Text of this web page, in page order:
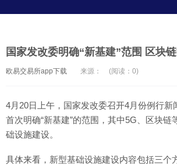
国家发改委明确“新基建”范围 区块
欧易交易所app下载 来源： (阅读：0)
4月20日上午，国家发改委召开4月份例行新
首次明确“新基建”的范围，其中5G、区块链
础设施建设。
具体来看，新型基础设施建设内容包括三个